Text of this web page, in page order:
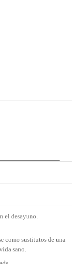
el desayuno.
como sustitutos de una
sano.